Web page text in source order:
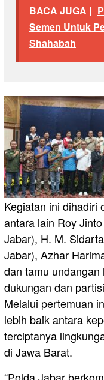
BACA JUGA |
Semen Untuk
Shahabah
Kegiatan ini dihadiri
antara lain Roy
Jabar), H. M.
Jabar), Azhar
dan tamu
dukungan dan
Melalui pertemuan
lebih baik antara
terciptanya
di Jawa Barat.
“Polda Jabar